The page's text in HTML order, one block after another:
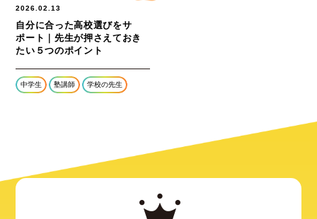
2026.02.13
自分に合った高校選びをサ
ポート｜先生が押さえておき
たい５つのポイント
中学生 塾講師 学校の先生